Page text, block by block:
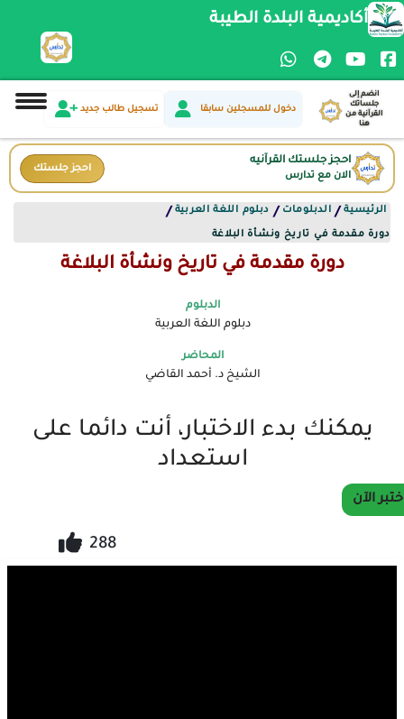
أكاديمية البلدة الطيبة
دخول للمسجلين سابقا تسجيل طالب جديد
انضم إلى
جلساتك
القرآنية من
هنا
احجز جلستك القرآنيه
الان مع تدارس
احجز جلستك
الرئيسية / الدبلومات / دبلوم اللغة العربية /
دورة مقدمة في تاريخ ونشأة البلاغة
دورة مقدمة في تاريخ ونشأة البلاغة
الدبلوم
دبلوم اللغة العربية
المحاضر
الشيخ د. أحمد القاضي
يمكنك بدء الاختبار، أنت دائما على
استعداد
الآن
288